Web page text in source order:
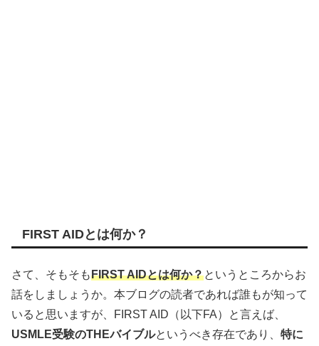
FIRST AIDとは何か？
さて、そもそもFIRST AIDとは何か？というところからお
話をしましょうか。本ブログの読者であれば誰もが知って
いると思いますが、FIRST AID（以下FA）と言えば、
USMLE受験のTHEバイブルというべき存在であり、 特に